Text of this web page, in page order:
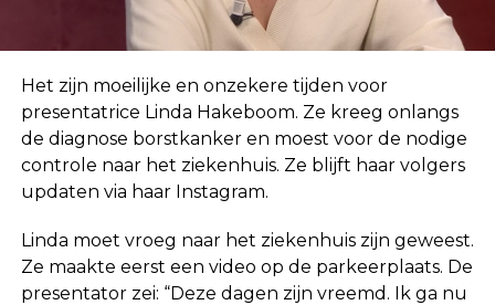
Het zijn moeilijke en onzekere tijden voor
presentatrice Linda Hakeboom. Ze kreeg onlangs
de diagnose borstkanker en moest voor de nodige
controle naar het ziekenhuis. Ze blijft haar volgers
updaten via haar Instagram.
Linda moet vroeg naar het ziekenhuis zijn geweest.
Ze maakte eerst een video op de parkeerplaats. De
presentator zei: “Deze dagen zijn vreemd. Ik ga nu